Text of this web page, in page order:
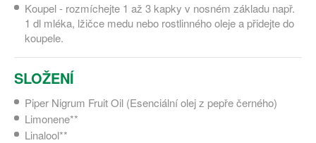
Koupel - rozmíchejte 1 až 3 kapky v nosném základu např.
1 dl mléka, lžičce medu nebo rostlinného oleje a přidejte do
koupele.
SLOŽENÍ
Piper Nigrum Fruit Oil (Esenciální olej z pepře černého)
Limonene**
Linalool**